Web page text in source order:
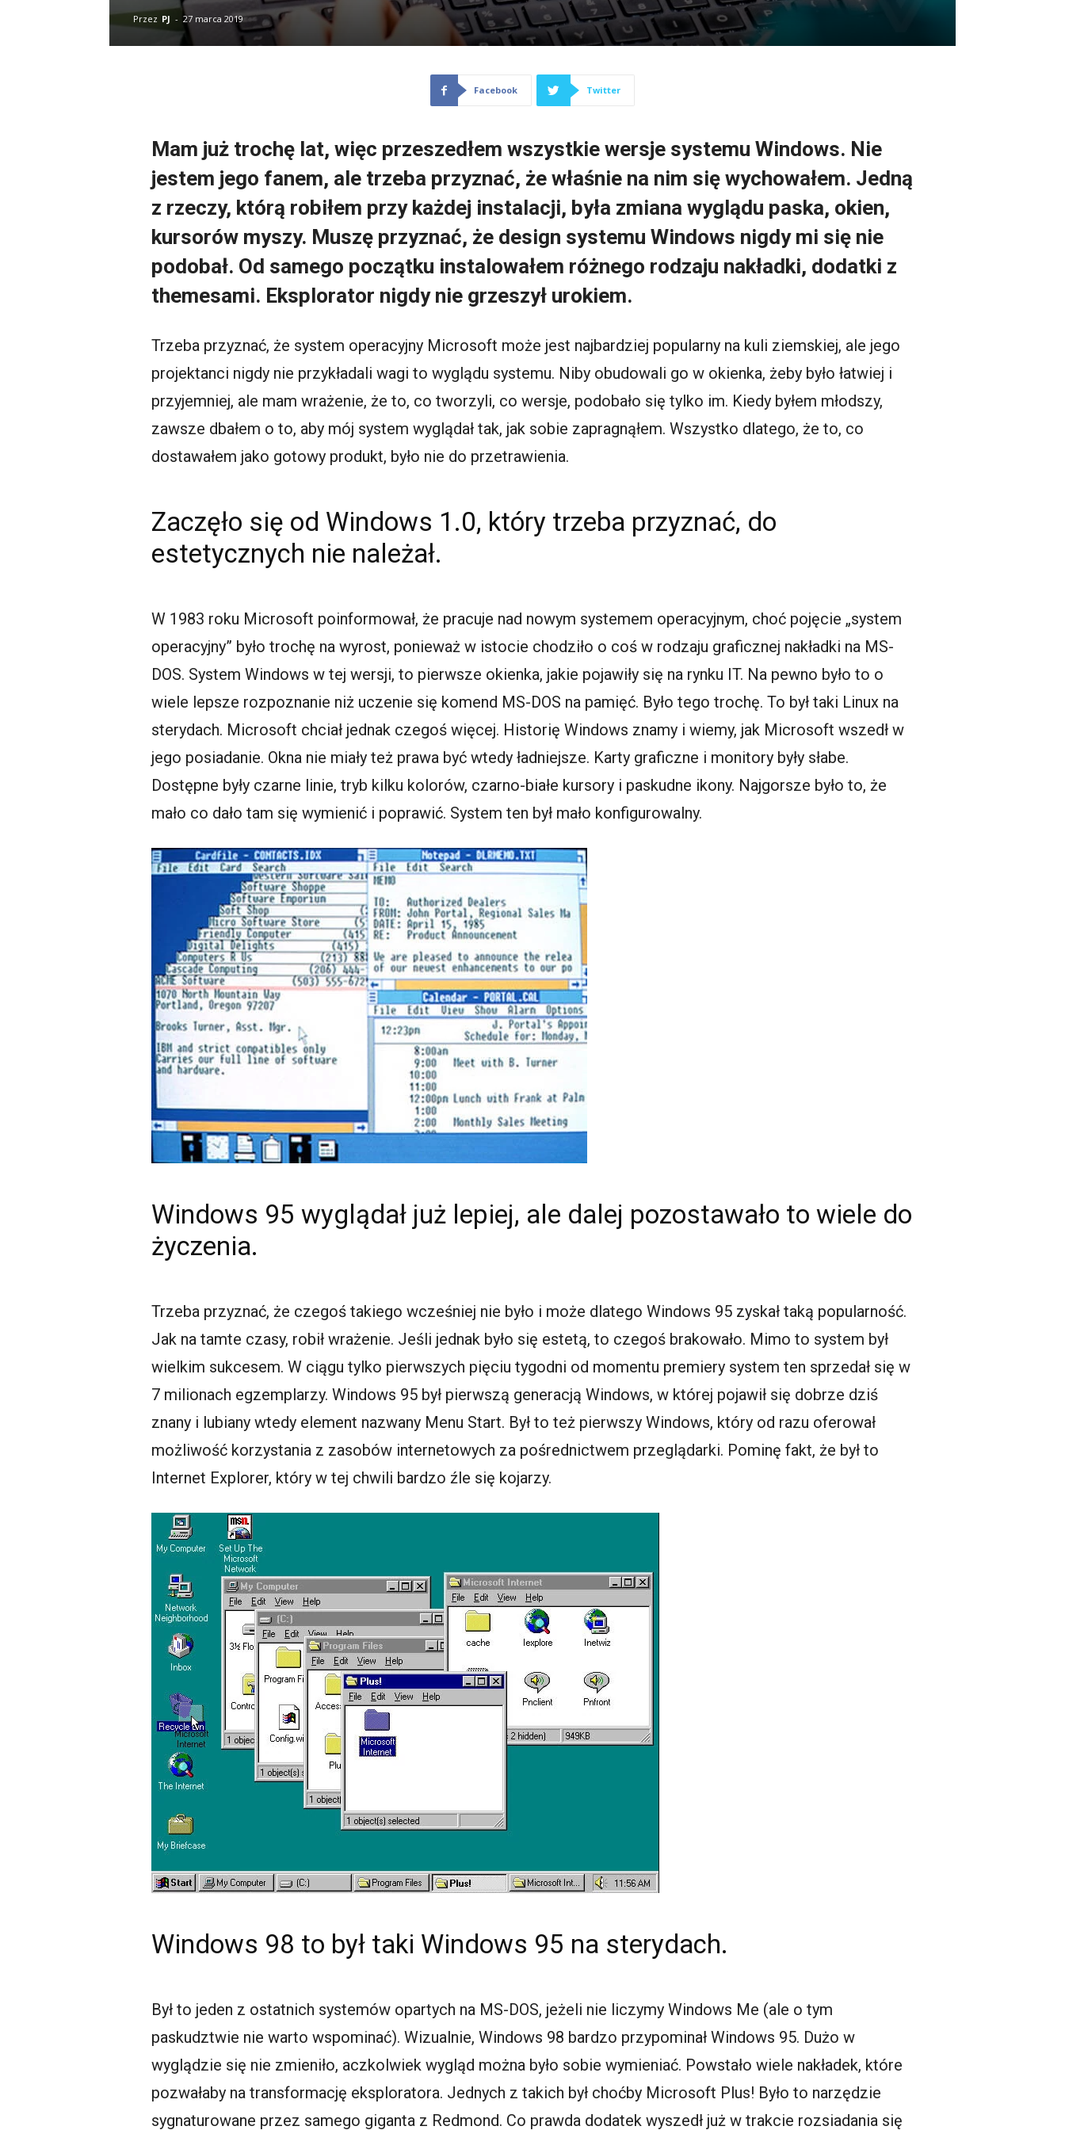
Przez PJ - 27 marca 2019
Facebook Twitter
Mam już trochę lat, więc przeszedłem wszystkie wersje systemu Windows. Nie
jestem jego fanem, ale trzeba przyznać, że właśnie na nim się wychowałem. Jedną
z rzeczy, którą robiłem przy każdej instalacji, była zmiana wyglądu paska, okien,
kursorów myszy. Muszę przyznać, że design systemu Windows nigdy mi się nie
podobał. Od samego początku instalowałem różnego rodzaju nakładki, dodatki z
themesami. Eksplorator nigdy nie grzeszył urokiem.
Trzeba przyznać, że system operacyjny Microsoft może jest najbardziej popularny na kuli ziemskiej, ale jego
projektanci nigdy nie przykładali wagi to wyglądu systemu. Niby obudowali go w okienka, żeby było łatwiej i
przyjemniej, ale mam wrażenie, że to, co tworzyli, co wersje, podobało się tylko im. Kiedy byłem młodszy,
zawsze dbałem o to, aby mój system wyglądał tak, jak sobie zapragnąłem. Wszystko dlatego, że to, co
dostawałem jako gotowy produkt, było nie do przetrawienia.
Zaczęło się od Windows 1.0, który trzeba przyznać, do
estetycznych nie należał.
W 1983 roku Microsoft poinformował, że pracuje nad nowym systemem operacyjnym, choć pojęcie „system
operacyjny” było trochę na wyrost, ponieważ w istocie chodziło o coś w rodzaju graficznej nakładki na MS-
DOS. System Windows w tej wersji, to pierwsze okienka, jakie pojawiły się na rynku IT. Na pewno było to o
wiele lepsze rozpoznanie niż uczenie się komend MS-DOS na pamięć. Było tego trochę. To był taki Linux na
sterydach. Microsoft chciał jednak czegoś więcej. Historię Windows znamy i wiemy, jak Microsoft wszedł w
jego posiadanie. Okna nie miały też prawa być wtedy ładniejsze. Karty graficzne i monitory były słabe.
Dostępne były czarne linie, tryb kilku kolorów, czarno-białe kursory i paskudne ikony. Najgorsze było to, że
mało co dało tam się wymienić i poprawić. System ten był mało konfigurowalny.
Windows 95 wyglądał już lepiej, ale dalej pozostawało to wiele do
życzenia.
Trzeba przyznać, że czegoś takiego wcześniej nie było i może dlatego Windows 95 zyskał taką popularność.
Jak na tamte czasy, robił wrażenie. Jeśli jednak było się estetą, to czegoś brakowało. Mimo to system był
wielkim sukcesem. W ciągu tylko pierwszych pięciu tygodni od momentu premiery system ten sprzedał się w
7 milionach egzemplarzy. Windows 95 był pierwszą generacją Windows, w której pojawił się dobrze dziś
znany i lubiany wtedy element nazwany Menu Start. Był to też pierwszy Windows, który od razu oferował
możliwość korzystania z zasobów internetowych za pośrednictwem przeglądarki. Pominę fakt, że był to
Internet Explorer, który w tej chwili bardzo źle się kojarzy.
Windows 98 to był taki Windows 95 na sterydach.
Był to jeden z ostatnich systemów opartych na MS-DOS, jeżeli nie liczymy Windows Me (ale o tym
paskudztwie nie warto wspominać). Wizualnie, Windows 98 bardzo przypominał Windows 95. Dużo w
wyglądzie się nie zmieniło, aczkolwiek wygląd można było sobie wymieniać. Powstało wiele nakładek, które
pozwałaby na transformację eksploratora. Jednych z takich był choćby Microsoft Plus! Było to narzędzie
sygnaturowane przez samego giganta z Redmond. Co prawda dodatek wyszedł już w trakcie rozsiadania się